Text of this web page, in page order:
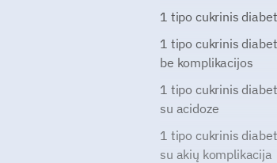
1 tipo cukrinis
1 tipo cukrinis
be komplikacijos
1 tipo cukrinis
su acidoze
1 tipo cukrinis
su akių komplikacija